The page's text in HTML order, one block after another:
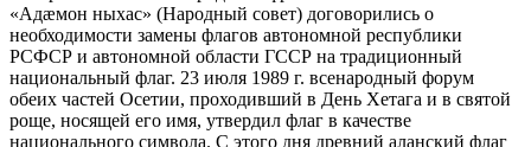
«Адæмон ныхас» (Народный совет) договорились о
необходимости замены флагов автономной республики
РСФСР и автономной области ГССР на традиционный
национальный флаг. 23 июля 1989 г. всенародный форум
обеих частей Осетии, проходивший в День Хетага и в святой
роще, носящей его имя, утвердил флаг в качестве
национального символа. С этого дня древний аланский флаг